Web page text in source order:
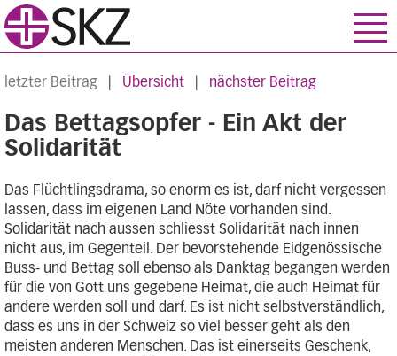
letzter Beitrag Übersicht nächster Beitrag
Das Bettagsopfer - Ein Akt der
Solidarität
Das Flüchtlingsdrama, so enorm es ist, darf nicht vergessen
lassen, dass im eigenen Land Nöte vorhanden sind.
Solidarität nach aussen schliesst Solidarität nach innen
nicht aus, im Gegenteil. Der bevorstehende Eidgenössische
Buss- und Bettag soll ebenso als Danktag begangen werden
für die von Gott uns gegebene Heimat, die auch Heimat für
andere werden soll und darf. Es ist nicht selbstverständlich,
dass es uns in der Schweiz so viel besser geht als den
meisten anderen Menschen. Das ist einerseits Geschenk,